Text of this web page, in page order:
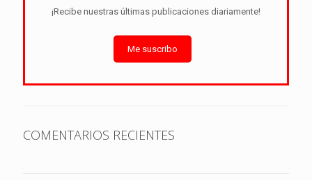
¡Recibe nuestras últimas publicaciones diariamente!
Me suscribo
COMENTARIOS RECIENTES